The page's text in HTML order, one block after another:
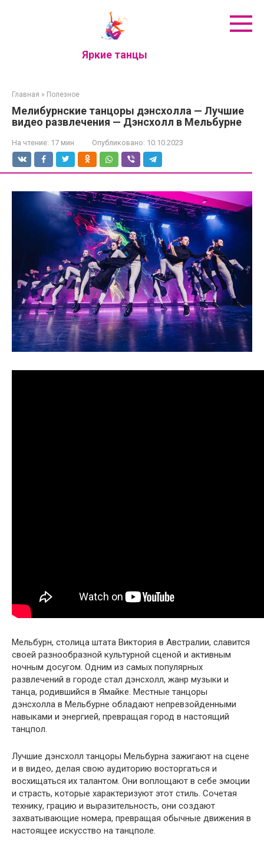
Яркие танцы
Главная » Полезное
Мелибурнские танцоры дэнсхолла — Лучшие
видео развлечения — Дэнсхолл в Мельбурне
На чтение: 17 мин Опубликовано: 10.10.2023
Мельбурн, столица штата Виктория в Австралии, славится
своей разнообразной культурной сценой и активным
ночным досугом. Одним из самых популярных
развлечений в городе стал дэнсхолл, жанр музыки и
танца, родившийся в Ямайке. Местные танцоры
дэнсхолла в Мельбурне обладают непревзойденными
навыками и энергией, превращая город в настоящий
танцпол.
Лучшие дэнсхолл танцоры Мельбурна зажигают на сцене
и в видео, делая свою аудиторию восторгаться и
восхищаться их талантом. Они воплощают в себе эмоции
и страсть, которые характеризуют этот стиль. Сочетая
технику, грацию и выразительность, они создают
захватывающие номера, превращая обычные движения в
настоящее искусство на танцполе.